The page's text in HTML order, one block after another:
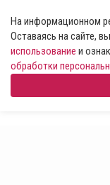
На информационном
Оставаясь на сайте,
использование и
обработки